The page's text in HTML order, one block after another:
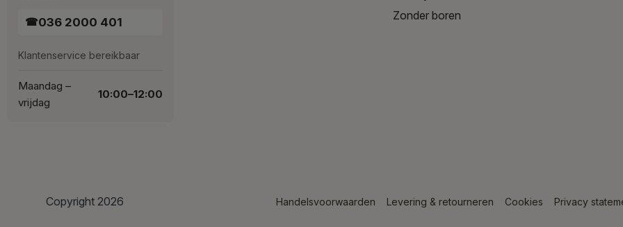
☎036 2000 401
Klantenservice bereikbaar
Maandag –
vrijdag
10:00–12:00
Zonder boren
Copyright 2026 Handelsvoorwaarden Levering & retourneren Cookies Privacy